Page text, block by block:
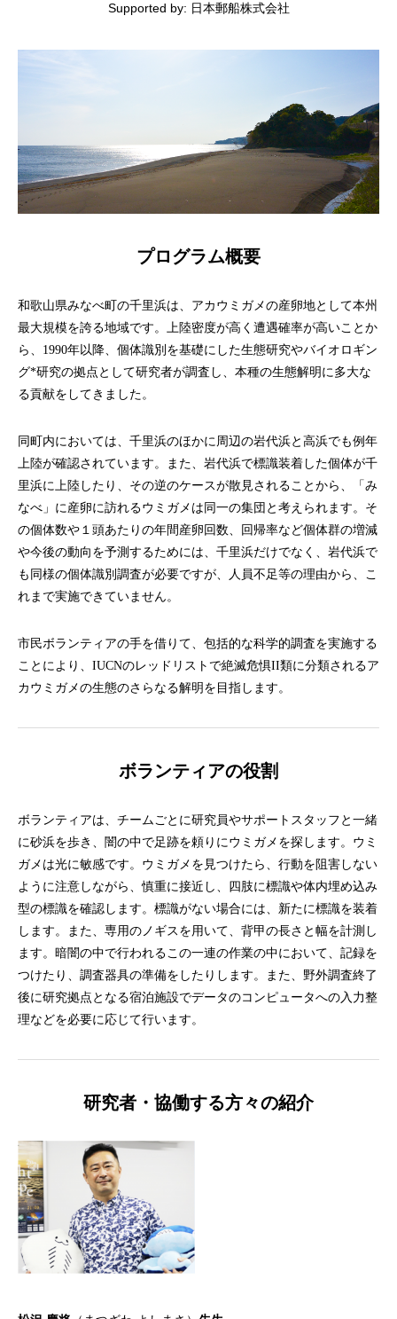
Supported by: 日本郵船株式会社
プログラム概要
和歌山県みなべ町の千里浜は、アカウミガメの産卵地として本州
最大規模を誇る地域です。上陸密度が高く遭遇確率が高いことか
ら、1990年以降、個体識別を基礎にした生態研究やバイオロギン
グ*研究の拠点として研究者が調査し、本種の生態解明に多大な
る貢献をしてきました。
同町内においては、千里浜のほかに周辺の岩代浜と高浜でも例年
上陸が確認されています。また、岩代浜で標識装着した個体が千
里浜に上陸したり、その逆のケースが散見されることから、「み
なべ」に産卵に訪れるウミガメは同一の集団と考えられます。そ
の個体数や１頭あたりの年間産卵回数、回帰率など個体群の増減
や今後の動向を予測するためには、千里浜だけでなく、岩代浜で
も同様の個体識別調査が必要ですが、人員不足等の理由から、こ
れまで実施できていません。
市民ボランティアの手を借りて、包括的な科学的調査を実施する
ことにより、IUCNのレッドリストで絶滅危惧II類に分類されるア
カウミガメの生態のさらなる解明を目指します。
ボランティアの役割
ボランティアは、チームごとに研究員やサポートスタッフと一緒
に砂浜を歩き、闇の中で足跡を頼りにウミガメを探します。ウミ
ガメは光に敏感です。ウミガメを見つけたら、行動を阻害しない
ように注意しながら、慎重に接近し、四肢に標識や体内埋め込み
型の標識を確認します。標識がない場合には、新たに標識を装着
します。また、専用のノギスを用いて、背甲の長さと幅を計測し
ます。暗闇の中で行われるこの一連の作業の中において、記録を
つけたり、調査器具の準備をしたりします。また、野外調査終了
後に研究拠点となる宿泊施設でデータのコンピュータへの入力整
理などを必要に応じて行います。
研究者・協働する方々の紹介